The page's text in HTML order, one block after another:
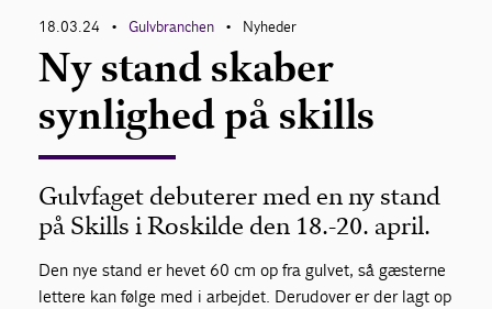
Om Gulvbranchen
Bliv medlem
18.03.24 • Gulvbranchen • Nyheder
Ny stand skaber
synlighed på skills
Gulvfaget debuterer med en ny stand
på Skills i Roskilde den 18.-20. april.
Den nye stand er hevet 60 cm op fra gulvet, så gæsterne
lettere kan følge med i arbejdet. Derudover er der lagt op